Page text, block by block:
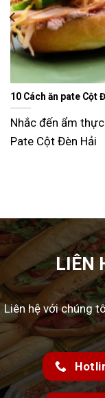
Ăn gì ngày Tết sao
dễ làm tại nhà
Tết Nguyên Đán
LIÊN
Liên hệ với chúng